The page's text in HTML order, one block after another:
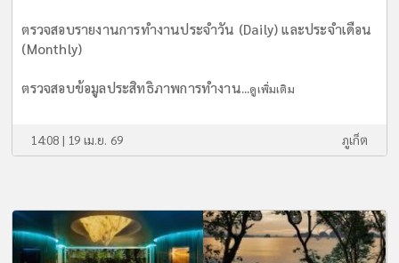
ตรวจสอบรายงานการทำงานประจำวัน (Daily) และประจำเดือน
(Monthly)
ตรวจสอบข้อมูลประสิทธิภาพการทำงาน...ดูเพิ่มเติม
14:08 | 19 เม.ย. 69 ภูเก็ต